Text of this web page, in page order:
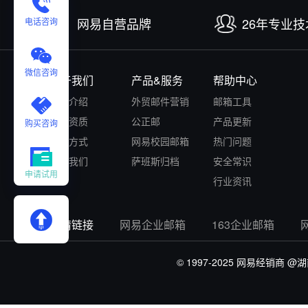
电话咨询
微信咨询
购买咨询
申请试用
网易自营品牌 26年专业
关于我们
公司介绍
认证资质
付款方式
联系我们
产品&服务
外贸邮件营销
公正邮
网易校园邮箱
萨班斯归档
帮助中心
邮箱工具
产品更新
热门问题
安全常识
行业资讯
友情链接 网易企业邮箱 163企业邮箱
© 1997-2025 网易经销商 @